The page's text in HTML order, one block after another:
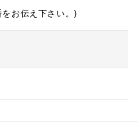
お伝え下さい。)